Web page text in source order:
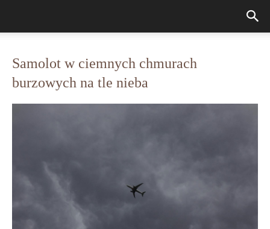
Samolot w ciemnych chmurach
burzowych na tle nieba